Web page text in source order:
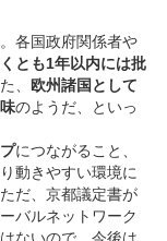
各国政府関係者や
とも1年以内には批
、 欧州諸国として
のようだ、といっ
につながること、
動きやすい環境に
だ、京都議定書が
バルネットワーク